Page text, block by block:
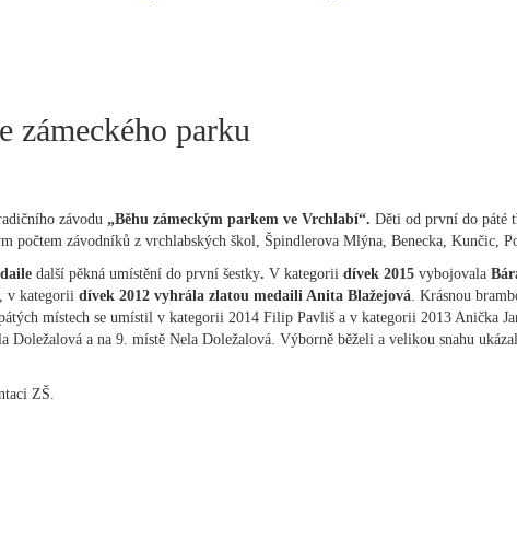
zámeckého parku
závodu „Běhu zámeckým parkem ve Vrchlabí“. Děti od první do páté
počtem závodníků z vrchlabských škol, Špindlerova Mlýna, Benecka, Kunčic,
další pěkná umístění do první šestky. V kategorii dívek 2015 vybojovala
, v kategorii dívek 2012 vyhrála zlatou medaili Anita Blažejová . Krásnou
místech se umístil v kategorii 2014 Filip Pavliš a v kategorii 2013 Anička
a na 9. místě Nela Doležalová. Výborně běželi a velikou snahu
ZŠ.